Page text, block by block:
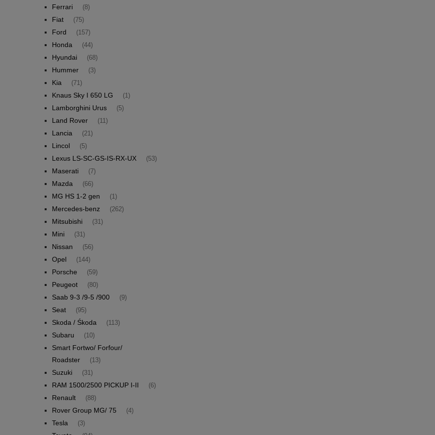
Ferrari (8)
Fiat (75)
Ford (157)
Honda (44)
Hyundai (68)
Hummer (3)
Kia (71)
Knaus Sky I 650 LG (1)
Lamborghini Urus (5)
Land Rover (11)
Lancia (21)
Lincol (5)
Lexus LS-SC-GS-IS-RX-UX (53)
Maserati (7)
Mazda (66)
MG HS 1-2 gen (1)
Mercedes-benz (262)
Mitsubishi (31)
Mini (31)
Nissan (56)
Opel (144)
Porsche (59)
Peugeot (80)
Saab 9-3 /9-5 /900 (9)
Seat (95)
Skoda / Śkoda (113)
Subaru (10)
Smart Fortwo/ Forfour/
Roadster
(13)
Suzuki (31)
RAM 1500/2500 PICKUP I-II (6)
Renault (88)
Rover Group MG/ 75 (4)
Tesla (3)